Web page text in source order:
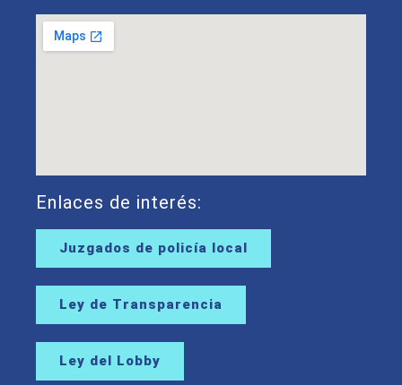
Enlaces de interés:
Juzgados de policía local
Ley de Transparencia
Ley del Lobby